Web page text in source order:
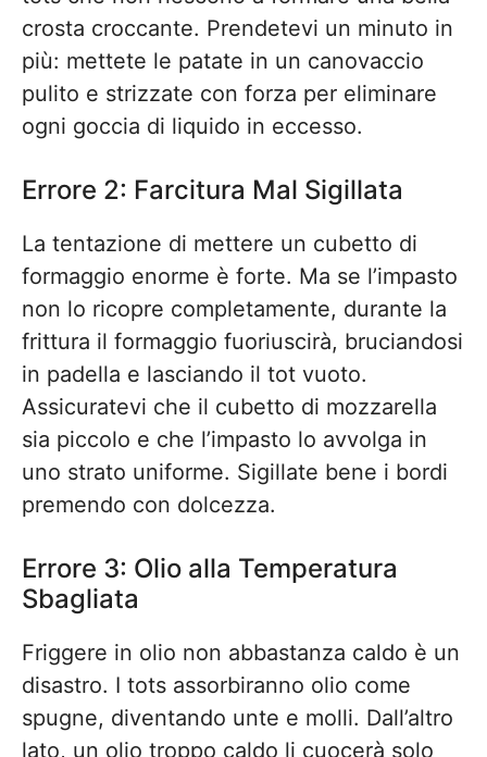
crosta croccante. Prendetevi un minuto in
più: mettete le patate in un canovaccio
pulito e strizzate con forza per eliminare
ogni goccia di liquido in eccesso.
Errore 2: Farcitura Mal Sigillata
La tentazione di mettere un cubetto di
formaggio enorme è forte. Ma se l’impasto
non lo ricopre completamente, durante la
frittura il formaggio fuoriuscirà, bruciandosi
in padella e lasciando il tot vuoto.
Assicuratevi che il cubetto di mozzarella
sia piccolo e che l’impasto lo avvolga in
uno strato uniforme. Sigillate bene i bordi
premendo con dolcezza.
Errore 3: Olio alla Temperatura
Sbagliata
Friggere in olio non abbastanza caldo è un
disastro. I tots assorbiranno olio come
spugne, diventando unte e molli. Dall’altro
lato, un olio troppo caldo li cuocerà solo